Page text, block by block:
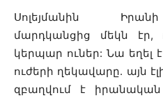
Սոլեյմանին
մարդկանցից մեկն
կերպար ուներ: Նա
ուժերի ղեկավարը. այն
զբաղվում է